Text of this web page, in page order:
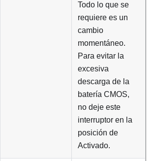
Todo lo que se
requiere es un
cambio
momentáneo.
Para evitar la
excesiva
descarga de la
batería CMOS,
no deje este
interruptor en la
posición de
Activado.